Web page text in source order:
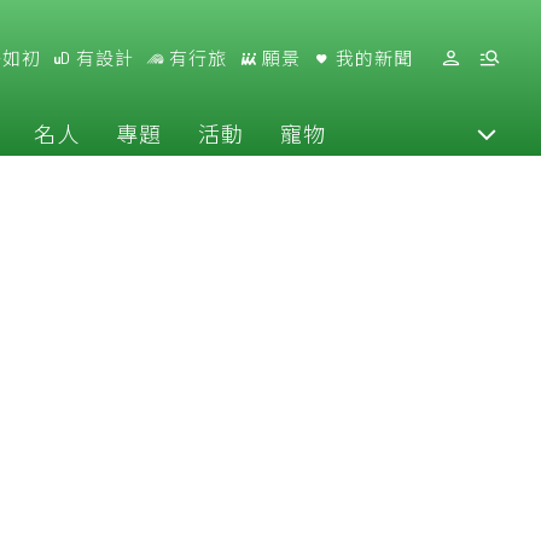
初 有設計 有行旅 願景 我的新聞
名人 專題 活動 寵物